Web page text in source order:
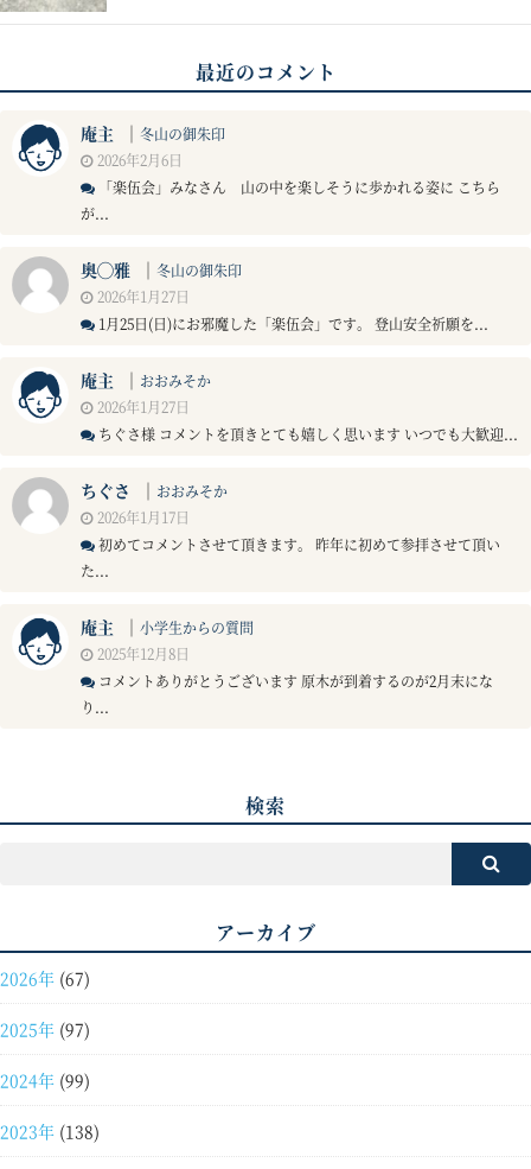
最近のコメント
庵主 ｜ 冬山の御朱印
2026年2月6日
「楽伍会」みなさん 山の中を楽しそうに歩かれる姿に こちら
が...
奥◯雅 ｜ 冬山の御朱印
2026年1月27日
1月25日(日)にお邪魔した「楽伍会」です。 登山安全祈願を...
庵主 ｜ おおみそか
2026年1月27日
ちぐさ様 コメントを頂きとても嬉しく思います いつでも大歓迎...
ちぐさ ｜ おおみそか
2026年1月17日
初めてコメントさせて頂きます。 昨年に初めて参拝させて頂い
た...
庵主 ｜ 小学生からの質問
2025年12月8日
コメントありがとうございます 原木が到着するのが2月末にな
り...
検索
アーカイブ
2026年 (67)
2025年 (97)
2024年 (99)
2023年 (138)